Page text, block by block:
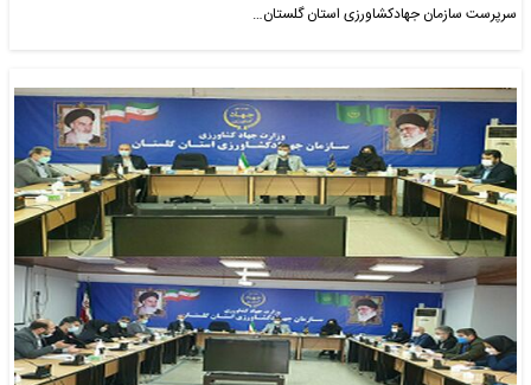
سرپرست سازمان جهادکشاورزی استان گلستان…